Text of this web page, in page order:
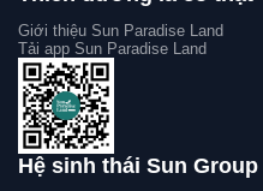
Giới thiệu Sun Paradise Land
Tải app Sun Paradise Land
Hệ sinh thái Sun Group